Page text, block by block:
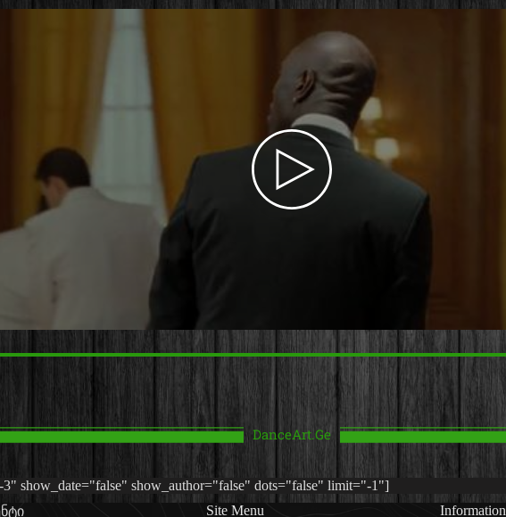
DanceArt.Ge
3" show_date="false" show_author="false" dots="false" limit="-1"]
Site Menu Information